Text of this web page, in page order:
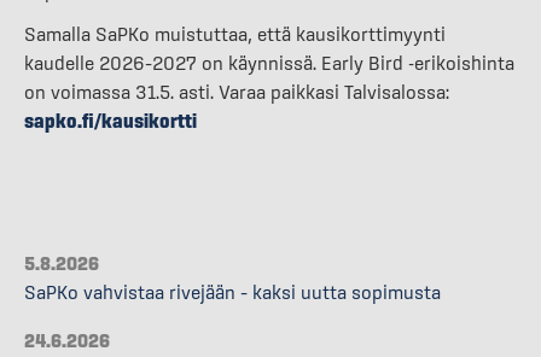
Samalla SaPKo muistuttaa, että kausikorttimyynti
kaudelle 2026–2027 on käynnissä. Early Bird -erikoishinta
on voimassa 31.5. asti. Varaa paikkasi Talvisalossa:
sapko.fi/kausikortti
5.8.2026
SaPKo vahvistaa rivejään – kaksi uutta sopimusta
24.6.2026